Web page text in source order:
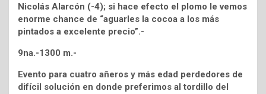
Nicolás Alarcón (-4); si hace efecto el plomo le vemos
enorme chance de “aguarles la cocoa a los más
pintados a excelente precio”.-
9na.-1300 m.-
Evento para cuatro añeros y más edad perdedores de
difícil solución en donde preferimos al tordillo del